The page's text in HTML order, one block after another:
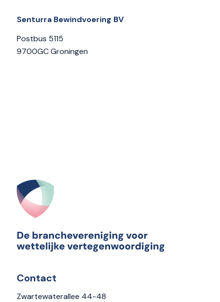
Senturra Bewindvoering BV
Postbus 5115
9700GC Groningen
Contact
Zwartewaterallee 44-48